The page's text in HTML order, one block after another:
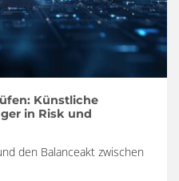
Künstliche
in Risk und
den Balanceakt zwischen